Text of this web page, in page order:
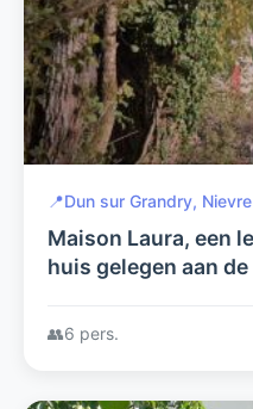
📍Dun sur Grandry, Nievre
Maison Laura, een
huis gelegen aan
Frankrijk.
👥6 pers.